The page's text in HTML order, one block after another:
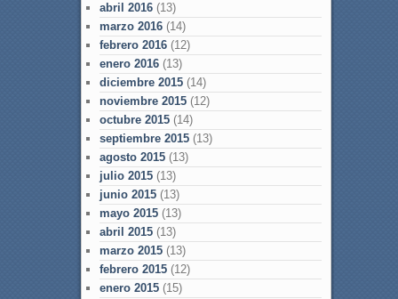
abril 2016(13)
marzo 2016(14)
febrero 2016(12)
enero 2016(13)
diciembre 2015(14)
noviembre 2015(12)
octubre 2015(14)
septiembre 2015(13)
agosto 2015(13)
julio 2015(13)
junio 2015(13)
mayo 2015(13)
abril 2015(13)
marzo 2015(13)
febrero 2015(12)
enero 2015(15)